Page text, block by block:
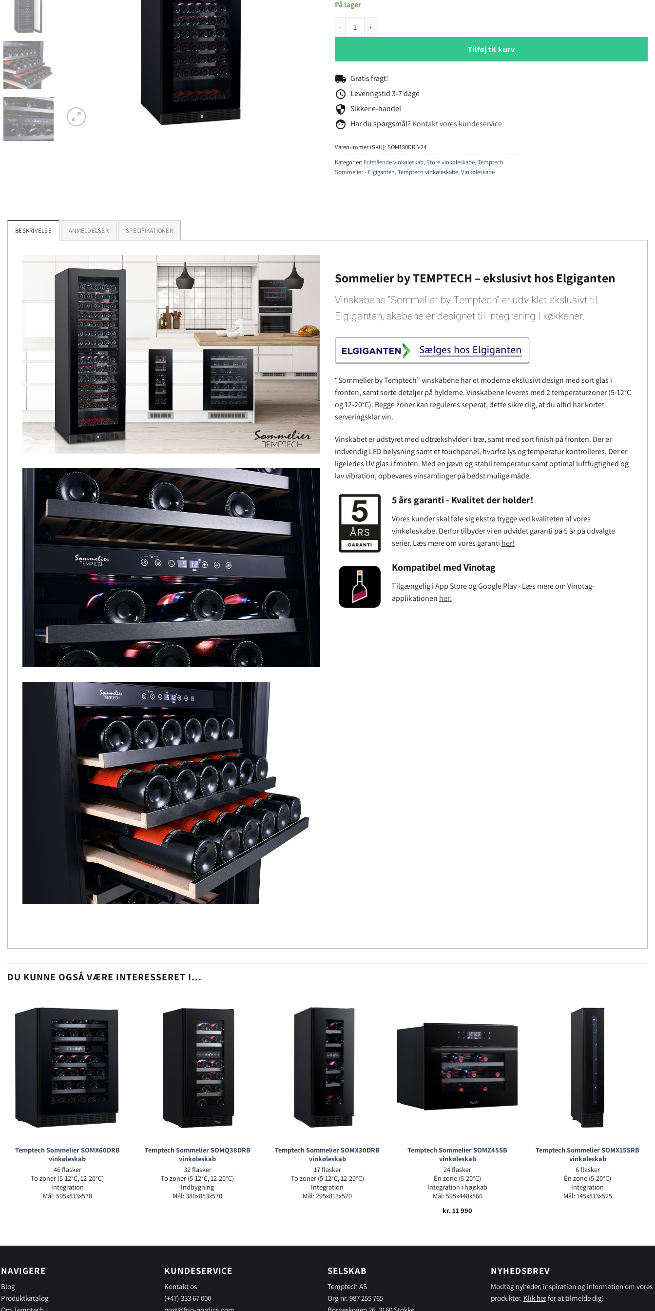
På lager
Temptech Sommelier SOM180DRB-24 vinkøleskab antal
Tilføj til kurv
local_shipping Gratis fragt!
schedule Leveringstid 3-7 dage
security Sikker e-handel
face Har du spørgsmål? Kontakt vores kundeservice
Varenummer (SKU):SOM180DRB-24
Kategorier: Fritstående vinkøleskab,Store vinkøleskabe,Temptech
Sommelier - Elgiganten,Temptech vinkøleskabe,Vinkøleskabe
BESKRIVELSE ANMELDELSER SPECIFIKATIONER
Sommelier by TEMPTECH – ekslusivt hos Elgiganten
Vinskabene “Sommelier by Temptech” er udviklet ekslusivt til
Elgiganten, skabene er designet til integrering i køkkener.
“Sommelier by Temptech” vinskabene har et moderne ekslusivt design med sort glas i
fronten, samt sorte detaljer på hylderne. Vinskabene leveres med 2 temperaturzoner (5-12°C
og 12-20°C). Begge zoner kan reguleres seperat, dette sikre dig, at du altid har kortet
serveringsklar vin.
Vinskabet er udstyret med udtrækshylder i træ, samt med sort finish på fronten. Der er
indvendig LED belysning samt et touchpanel, hvorfra lys og temperatur kontrolleres. Der er
ligeledes UV glas i fronten. Med en jævn og stabil temperatur samt optimal luftfugtighed og
lav vibration, opbevares vinsamlinger på bedst mulige måde.
5 års garanti - Kvalitet der holder!
Vores kunder skal føle sig ekstra trygge ved kvaliteten af ​​vores
vinkøleskabe. Derfor tilbyder vi en udvidet garanti på 5 år på udvalgte
serier. Læs mere om vores garanti her!
Kompatibel med Vinotag
Tilgængelig i App Store og Google Play - Læs mere om Vinotag-
applikationen her!
DU KUNNE OGSÅ VÆRE INTERESSERET I...
Temptech Sommelier SOMX60DRB
vinkøleskab
46 flasker
To zoner (5-12°C, 12-20°C)
Integration
Mål: 595x813x570
Temptech Sommelier SOMQ38DRB
vinkøleskab
32 flasker
To zoner (5-12°C, 12-20°C)
Indbygning
Mål: 380x853x570
Temptech Sommelier SOMX30DRB
vinkøleskab
17 flasker
To zoner (5-12°C, 12-20°C)
Integration
Mål: 295x813x570
Temptech Sommelier SOMZ45SB
vinkøleskab
24 flasker
Én zone (5-20°C)
Integration i højskab
Mål: 595x448x566
kr.11 990
Temptech Sommelier SOMX15SRB
vinkøleskab
6 flasker
Én zone (5-20°C)
Integration
Mål: 145x813x525
NAVIGERE
Blog
Produktkatalog
KUNDESERVICE
Kontakt os
(+47) 333 67 000
SELSKAB
Temptech AS
Org nr. 987 255 765
NYHEDSBREV
Modtag nyheder, inspiration og information om vores
produkter. Klik herfor at tilmelde dig!